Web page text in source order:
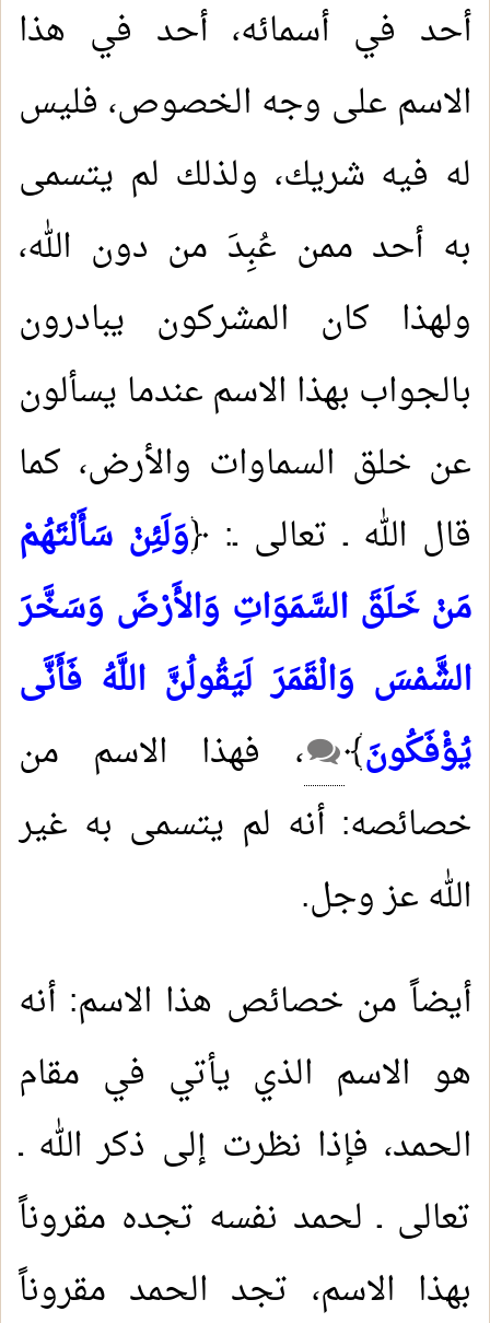
أحد في أسمائه، أحد في هذا
الاسم على وجه الخصوص، فليس
له فيه شريك، ولذلك لم يتسمى
به أحد ممن عُبِدَ من دون الله،
ولهذا كان المشركون يبادرون
بالجواب بهذا الاسم عندما يسألون
عن خلق السماوات والأرض، كما
قال الله ـ تعالى ـ: ﴿وَلَئِنْ سَأَلْتَهُمْ
مَنْ خَلَقَ السَّمَوَاتِ وَالأَرْضَ وَسَخَّرَ
الشَّمْسَ وَالْقَمَرَ لَيَقُولُنَّ اللَّهُ فَأَنَّى
يُؤْفَكُونَ﴾
، فهذا الاسم من
خصائصه: أنه لم يتسمى به غير
الله عز وجل.
أيضاً من خصائص هذا الاسم: أنه
هو الاسم الذي يأتي في مقام
الحمد، فإذا نظرت إلى ذكر الله ـ
تعالى ـ لحمد نفسه تجده مقروناً
بهذا الاسم، تجد الحمد مقروناً